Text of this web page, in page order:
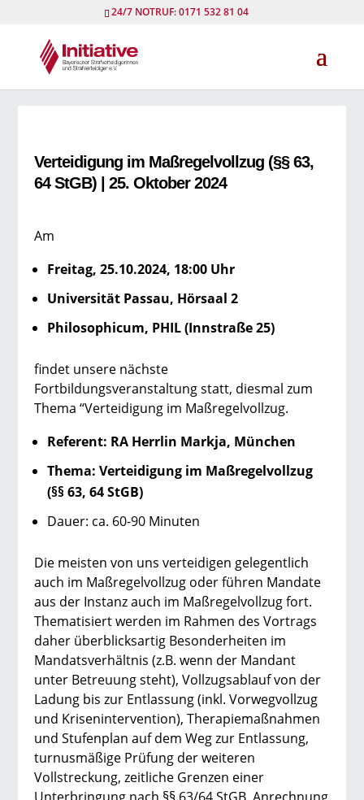
24/7 NOTRUF: 0171 532 81 04
Verteidigung im Maßregelvollzug (§§ 63,
64 StGB) | 25. Oktober 2024
Am
Freitag, 25.10.2024, 18:00 Uhr
Universität Passau, Hörsaal 2
Philosophicum, PHIL (Innstraße 25)
findet unsere nächste
Fortbildungsveranstaltung statt, diesmal zum
Thema “Verteidigung im Maßregelvollzug.
Referent: RA Herrlin Markja, München
Thema: Verteidigung im Maßregelvollzug
(§§ 63, 64 StGB)
Dauer: ca. 60-90 Minuten
Die meisten von uns verteidigen gelegentlich
auch im Maßregelvollzug oder führen Mandate
aus der Instanz auch im Maßregelvollzug fort.
Thematisiert werden im Rahmen des Vortrags
daher überblicksartig Besonderheiten im
Mandatsverhältnis (z.B. wenn der Mandant
unter Betreuung steht), Vollzugsablauf von der
Ladung bis zur Entlassung (inkl. Vorwegvollzug
und Krisenintervention), Therapiemaßnahmen
und Stufenplan auf dem Weg zur Entlassung,
turnusmäßige Prüfung der weiteren
Vollstreckung, zeitliche Grenzen einer